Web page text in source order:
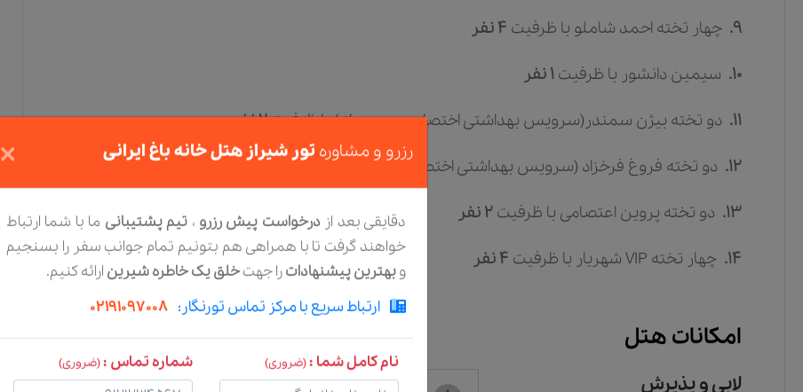
9. چهار تخته احمد شاملو با ظرفیت 4نفر
10. سیمین دانشور با ظرفیت1نفر
11. دو تخته بیژن سمندر(سرویس بهداشتی اختصاصی بیرون از )با ظرفیت2نفر
12. دو تخته فروغ فرخزاد (سرویس بهداشتی اختصاصی بیرون از ) با ظرفیت2 نفر
13. دو تخته پروین اعتصامی با ظرفیت2نفر
14. چهار تخته VIP شهریار با ظرفیت 4نفر
امکانات هتل
لابی و پذیرش رستوران و کافی شاپ
رزرو و مشاوره تور شیراز هتل خانه باغ ایرانی ×
دقایقی بعد از درخواست پیش رزرو ، تیم پشتیبانی ما با شما ارتباط
خواهند گرفت تا با همراهی هم بتونیم تمام جوانب سفر را بسنجیم
وبهترین پیشنهاداترا جهتخلق یک خاطره شیرین ارائه کنیم.
ارتباط سریع با مرکز تماس تورنگار: 02191097008
نام کامل شما :(ضروری) شماره تماس :(ضروری)